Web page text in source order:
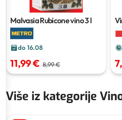
Malvasia Rubicone vino3 l
do 16.08
11,99 € 8,99 €
Više iz kategorije